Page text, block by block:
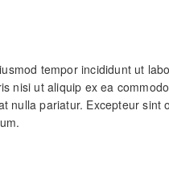
tempor incididunt ut
nisi ut aliquip ex ea
nulla pariatur. Excepteur sint